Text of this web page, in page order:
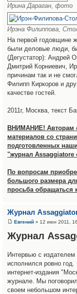
Ирина Дараган, фото
Ирэна Филиппова,
На первой годовщине
были деловые люди,
(Дегустатор): Андрей
Дмитрий Корниевич,
причинам так и не
Филипп Киркоров и
качестве гостей.
2011г, Москва, текст
ВНИМАНИЕ! Авторам
материалов со
подготовленных
"журнал Assaggiatore
По вопросам
большого размера
просьба обращаться
Журнал
Евгений » 12 июн 2011,
Журнал
Интервью с
исполнился ровно
интернет-издания
журнале. Мы
своем небольшом